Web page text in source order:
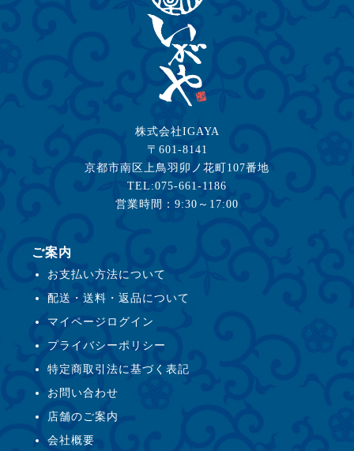
株式会社IGAYA
〒601-8141
京都市南区上鳥羽卯ノ花町107番地
TEL:075-661-1186
営業時間：9:30～17:00
ご案内
お支払い方法について
配送・送料・返品について
マイページログイン
プライバシーポリシー
特定商取引法に基づく表記
お問い合わせ
店舗のご案内
会社概要